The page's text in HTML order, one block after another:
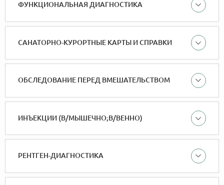
ФУНКЦИОНАЛЬНАЯ ДИАГНОСТИКА
САНАТОРНО-КУРОРТНЫЕ КАРТЫ И СПРАВКИ
ОБСЛЕДОВАНИЕ ПЕРЕД ВМЕШАТЕЛЬСТВОМ
ИНЪЕКЦИИ (В/МЫШЕЧНО;В/ВЕННО)
РЕНТГЕН-ДИАГНОСТИКА